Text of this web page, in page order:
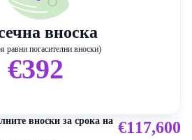
вноска
равни погасителни вноски)
€392
вноски за срока на €117,600